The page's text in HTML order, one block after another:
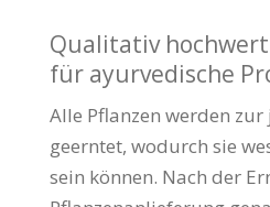
Qualitativ
für ayurvedische
Alle Pflanzen werden
geerntet, wodurch sie
sein können. Nach der